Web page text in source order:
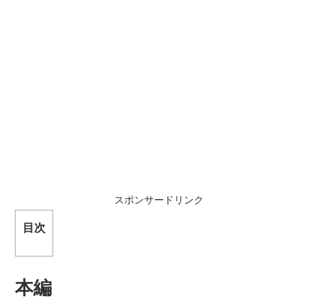
スポンサードリンク
目次
本編